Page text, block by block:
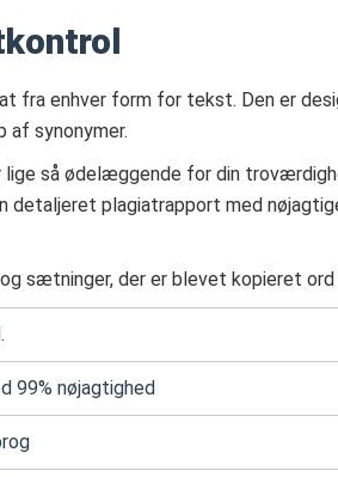
fra enhver form for tekst. Den er
synonymer.
så ødelæggende for din
detaljeret plagiatrapport med
sætninger, der er blevet kopieret
99% nøjagtighed